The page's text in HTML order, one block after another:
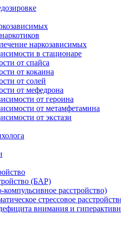
наркозависимых
в стационаре
от спайса
от кокаина
от солей
от мефедрона
от героина
от метамфетамина
от экстази
(БАР)
расстройство)
стрессовое
внимания и